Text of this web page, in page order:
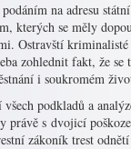
na adresu
kterých se měly
Ostravští
zohlednit fakt, že
i soukromém
podkladů a
právě s dvojicí
zákoník trest